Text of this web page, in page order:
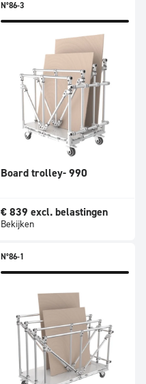
N°86-3
Board trolley- 990
€ 839 excl. belastingen
Bekijken
N°86-1